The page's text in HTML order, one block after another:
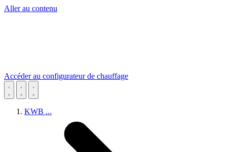
Aller au contenu
Accéder au configurateur de chauffage
KWB ...